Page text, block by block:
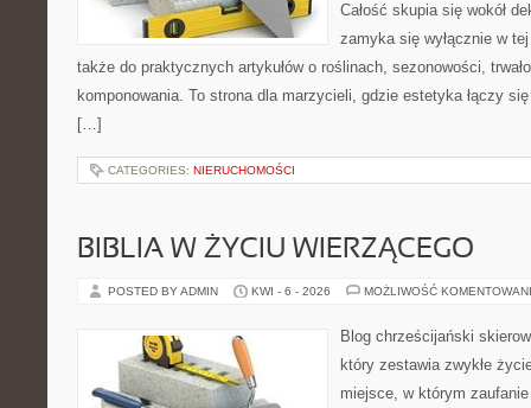
Całość skupia się wokół
zamyka się wyłącznie w
także do praktycznych artykułów o roślinach, sezonowości,
komponowania. To strona dla marzycieli, gdzie estetyka łączy
[…]
CATEGORIES: NIERUCHOMOŚCI
BIBLIA W ŻYCIU WIERZĄCEGO
POSTED BY ADMIN KWI - 6 - 2026 MOŻLIWOŚĆ
Blog chrześcijański
który zestawia zwykłe
miejsce, w którym